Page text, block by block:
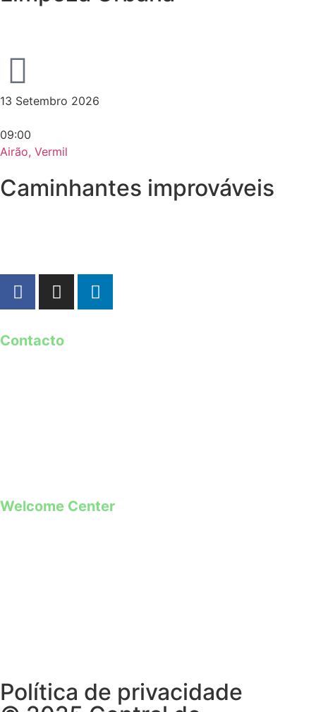
13 Setembro 2026
09:00
Airão, Vermil
Caminhantes improváveis
Contacto
Welcome Center
Política de privacidade